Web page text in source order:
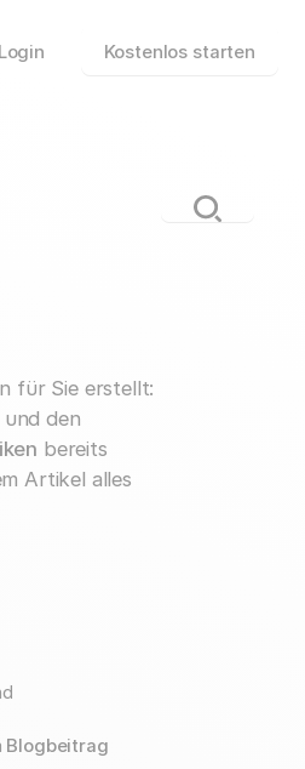
Login Kostenlos starten
für Sie erstellt:
den
bereits
Artikel alles
Blogbeitrag